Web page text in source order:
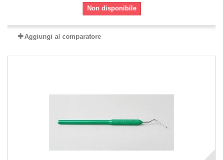
Non disponibile
Aggiungi al comparatore